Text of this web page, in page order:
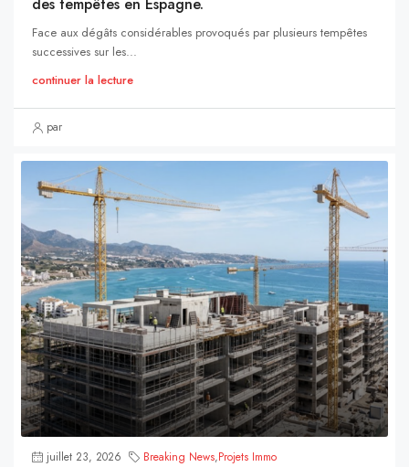
des tempêtes en Espagne.
Face aux dégâts considérables provoqués par plusieurs tempêtes
successives sur les...
continuer la lecture
par
juillet 23, 2026 Breaking News,Projets Immo